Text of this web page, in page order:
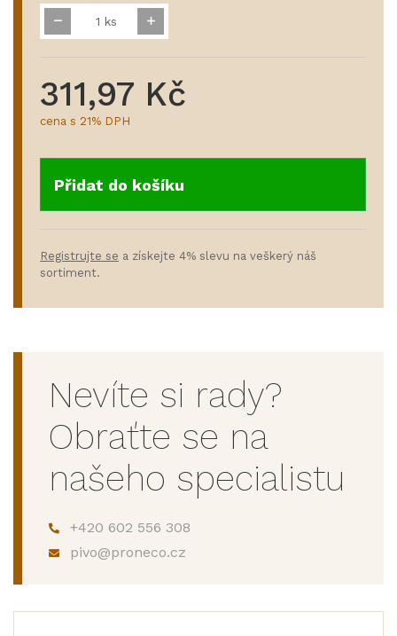
ks
311,97 Kč
cena s 21% DPH
Přidat do košíku
Registrujte se a získejte 4% slevu na veškerý náš
sortiment.
Nevíte si rady?
Obraťte se na
našeho specialistu
+420 602 556 308
pivo@proneco.cz